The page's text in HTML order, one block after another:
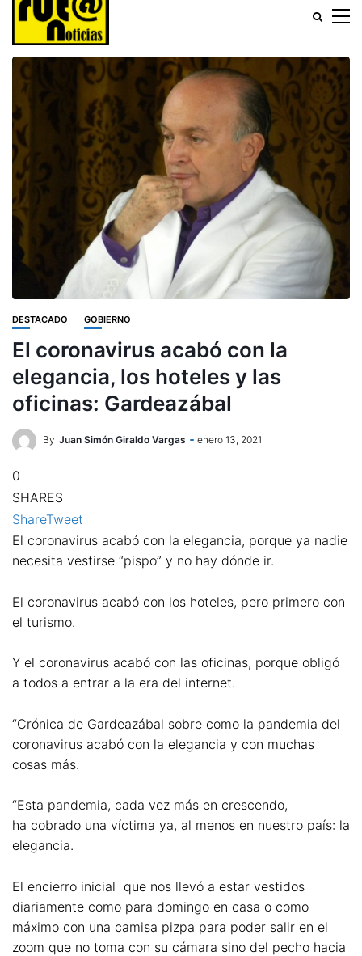
DESTACADO GOBIERNO
El coronavirus acabó con la
elegancia, los hoteles y las
oficinas: Gardeazábal
By Juan Simón Giraldo Vargas enero 13, 2021
0
SHARES
ShareTweet
El coronavirus acabó con la elegancia, porque ya nadie
necesita vestirse “pispo” y no hay dónde ir.
El coronavirus acabó con los hoteles, pero primero con
el turismo.
Y el coronavirus acabó con las oficinas, porque obligó
a todos a entrar a la era del internet.
“Crónica de Gardeazábal sobre como la pandemia del
coronavirus acabó con la elegancia y con muchas
cosas más.
“Esta pandemia, cada vez más en crescendo,
ha cobrado una víctima ya, al menos en nuestro país: la
elegancia.
El encierro inicial que nos llevó a estar vestidos
diariamente como para domingo en casa o como
máximo con una camisa pizpa para poder salir en el
zoom que no toma con su cámara sino del pecho hacia